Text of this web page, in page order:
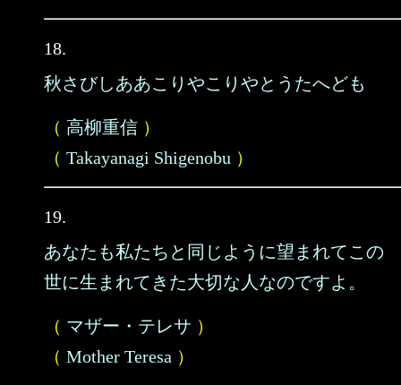
18.
秋さびしああこりやこりやとうたへども
（ 高柳重信 ）
（ Takayanagi Shigenobu ）
19.
あなたも私たちと同じように望まれてこの
世に生まれてきた大切な人なのですよ。
（ マザー・テレサ ）
（ Mother Teresa ）